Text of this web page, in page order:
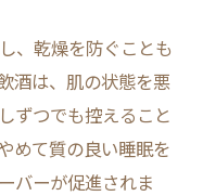
イテムの選択を
感肌の美肌習慣
アの正しい手順
ブル予防の方法
、乾燥を防ぐことも
酒は、肌の状態を悪
ずつでも控えること
めて質の良い睡眠を
バーが促進されま